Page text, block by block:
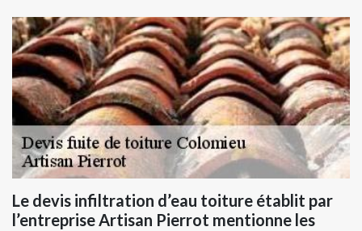
Le devis infiltration d’eau toiture établit par
l’entreprise Artisan Pierrot mentionne les